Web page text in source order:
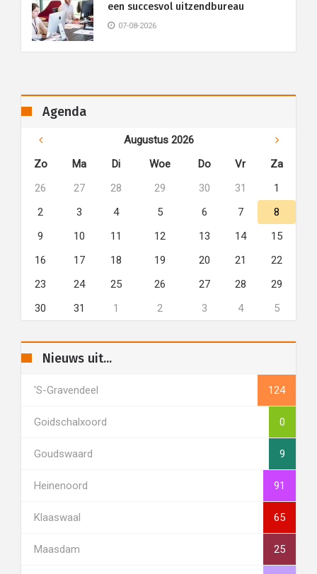
een succesvol uitzendbureau
07-08-2026
Agenda
Augustus 2026
Zo
Ma Di Woe Do Vr
Za
26
27 28 29 30 31
1
2
3 4 5 6 7
8
9
10 11 12 13 14
15
16
17 18 19 20 21
22
23
24 25 26 27 28
29
30
31 1 2 3 4 5
Nieuws uit...
's-Gravendeel 124
Goidschalxoord 0
Goudswaard 9
Heinenoord 91
Klaaswaal 65
Maasdam 25